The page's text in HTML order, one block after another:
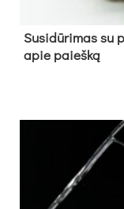
Su­si­dū­ri­mas su
apie paieš­ką